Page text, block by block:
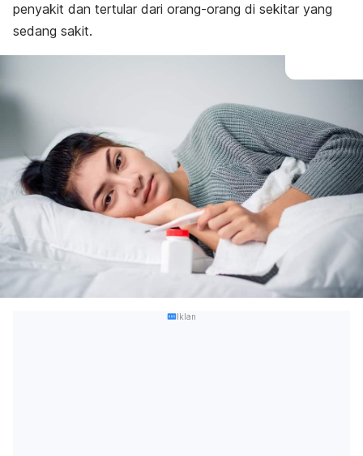
penyakit dan tertular dari orang-orang di sekitar yang
sedang sakit.
Iklan